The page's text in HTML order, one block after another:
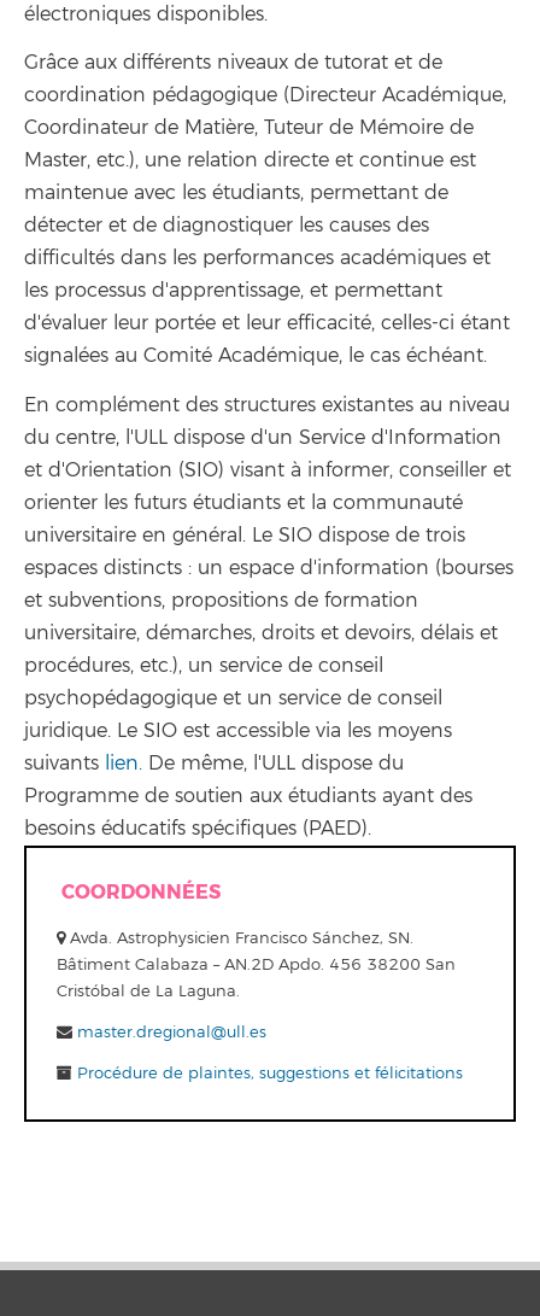
électroniques disponibles.
Grâce aux différents niveaux de tutorat et de
coordination pédagogique (Directeur Académique,
Coordinateur de Matière, Tuteur de Mémoire de
Master, etc.), une relation directe et continue est
maintenue avec les étudiants, permettant de
détecter et de diagnostiquer les causes des
difficultés dans les performances académiques et
les processus d'apprentissage, et permettant
d'évaluer leur portée et leur efficacité, celles-ci étant
signalées au Comité Académique, le cas échéant.
En complément des structures existantes au niveau
du centre, l'ULL dispose d'un Service d'Information
et d'Orientation (SIO) visant à informer, conseiller et
orienter les futurs étudiants et la communauté
universitaire en général. Le SIO dispose de trois
espaces distincts : un espace d'information (bourses
et subventions, propositions de formation
universitaire, démarches, droits et devoirs, délais et
procédures, etc.), un service de conseil
psychopédagogique et un service de conseil
juridique. Le SIO est accessible via les moyens
suivants lien. De même, l'ULL dispose du
Programme de soutien aux étudiants ayant des
besoins éducatifs spécifiques (PAED).
COORDONNÉES
Avda. Astrophysicien Francisco Sánchez, SN.
Bâtiment Calabaza – AN.2D Apdo. 456 38200 San
Cristóbal de La Laguna.
master.dregional@ull.es
Procédure de plaintes, suggestions et félicitations